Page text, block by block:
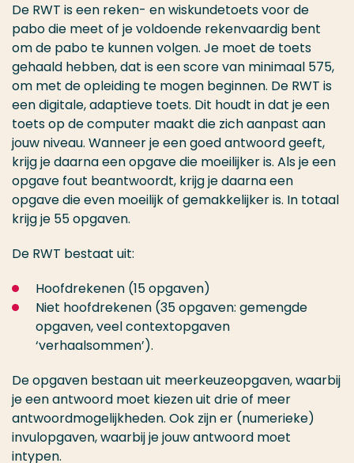
De RWT is een reken- en wiskundetoets voor de
pabo die meet of je voldoende rekenvaardig bent
om de pabo te kunnen volgen. Je moet de toets
gehaald hebben, dat is een score van minimaal 575,
om met de opleiding te mogen beginnen. De RWT is
een digitale, adaptieve toets. Dit houdt in dat je een
toets op de computer maakt die zich aanpast aan
jouw niveau. Wanneer je een goed antwoord geeft,
krijg je daarna een opgave die moeilijker is. Als je een
opgave fout beantwoordt, krijg je daarna een
opgave die even moeilijk of gemakkelijker is. In totaal
krijg je 55 opgaven.
De RWT bestaat uit:
Hoofdrekenen (15 opgaven)
Niet hoofdrekenen (35 opgaven: gemengde
opgaven, veel contextopgaven
‘verhaalsommen’).
De opgaven bestaan uit meerkeuzeopgaven, waarbij
je een antwoord moet kiezen uit drie of meer
antwoordmogelijkheden. Ook zijn er (numerieke)
invulopgaven, waarbij je jouw antwoord moet
intypen.